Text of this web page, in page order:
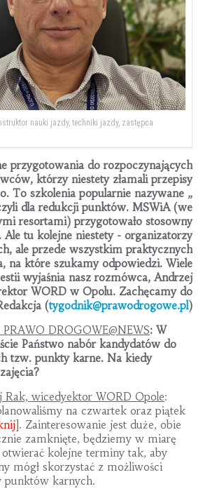
nauki jazdy, techniki jazdy, zastępca
przygotowania do rozpoczynających
którzy niestety złamali przepisy
To szkolenia popularnie nazywane „
dla redukcji punktów. MSWiA (we
resortami) przygotowało stosowny
tu kolejne niestety - organizatorzy
ale przede wszystkim praktycznych
na które szukamy odpowiedzi. Wiele
wyjaśnia nasz rozmówca, Andrzej
WORD w Opolu. Zachęcamy do
(tygodnik@prawodrogowe.pl)
DROGOWE@NEWS: W
Państwo nabór kandydatów do
tzw. punkty karne. Na kiedy
Rak, wicedyektor WORD Opole:
na czwartek oraz piątek
]. Zainteresowanie jest duże, obie
zamknięte, będziemy w miarę
kolejne terminy tak, aby
mógł skorzystać z możliwości
punktów karnych.